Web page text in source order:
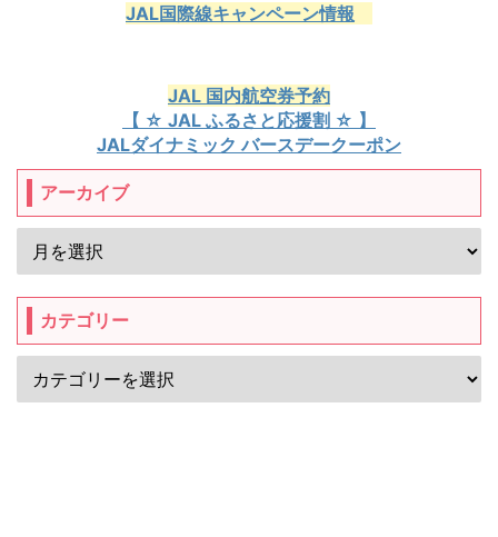
JAL国際線キャンペーン情報
JAL 国内航空券予約
【 ☆ JAL ふるさと応援割 ☆ 】
JALダイナミック バースデークーポン
アーカイブ
カテゴリー